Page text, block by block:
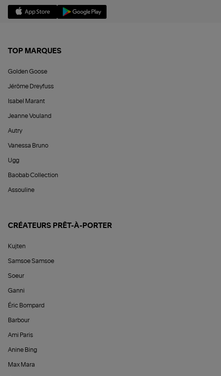
TOP MARQUES
Golden Goose
Jérôme Dreyfuss
Isabel Marant
Jeanne Vouland
Autry
Vanessa Bruno
Ugg
Baobab Collection
Assouline
CRÉATEURS PRÊT-À-PORTER
Kujten
Samsoe Samsoe
Soeur
Ganni
Éric Bompard
Barbour
Ami Paris
Anine Bing
Max Mara